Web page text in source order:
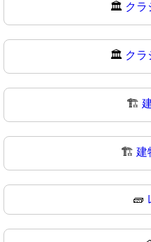
🏛️ クラ
🏛 クラ
🏗️
🏗 建
🧱